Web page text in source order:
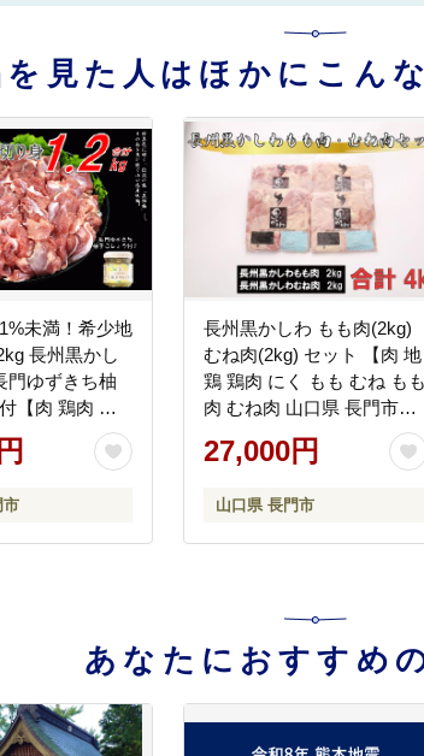
見た人はほかにこん
未満！希少地
長州黒かし
門ゆずきち柚
【肉 鶏肉 も
鶏 小分けパッ
とりにく 国産
市
長州黒かしわ もも肉(2kg)
むね肉(2kg) セット 【肉 地
鶏 鶏肉 にく もも むね もも
肉 むね肉 山口県 長門市】
27,000円
山口県 長門市
あなたにおすすめ